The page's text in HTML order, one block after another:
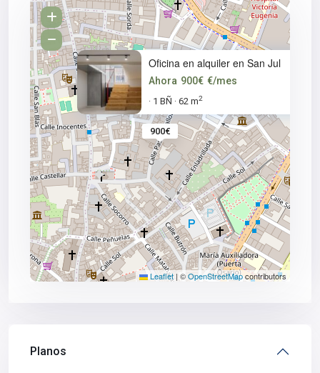
900€
Oficina en alquiler en San Jul
Ahora 900€ €/mes
· 1 BÑ · 62 m2
Leaflet | ©OpenStreetMapcontributors
Planos